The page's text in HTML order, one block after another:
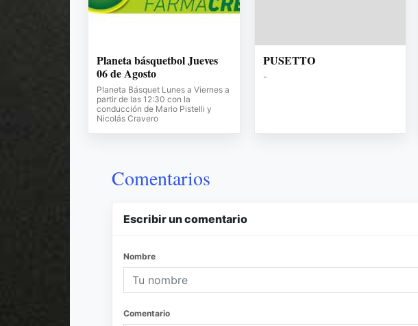
Planeta básquetbol Jueves
06 de Agosto
Planeta Básquet Lunes a Viernes a
partir de las 12:30 con la
conducción de Mario Pistelli y
Nicolás Cravero
PUSETTO
-
Comentarios
Escribir un comentario
Nombre
Comentario